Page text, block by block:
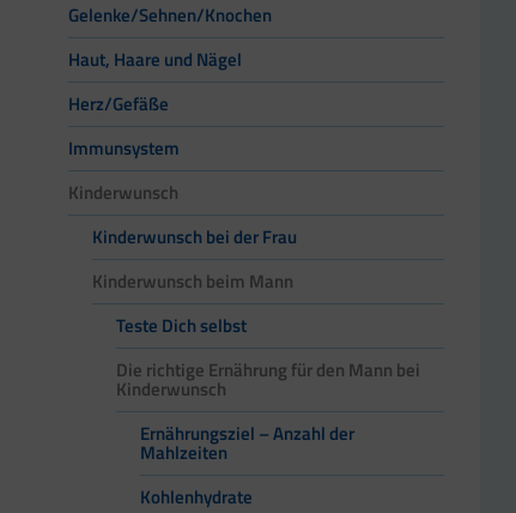
Gelenke/Sehnen/Knochen
Haut, Haare und Nägel
Herz/Gefäße
Immunsystem
Kinderwunsch
Kinderwunsch bei der Frau
Kinderwunsch beim Mann
Teste Dich selbst
Die richtige Ernährung für den Mann bei
Kinderwunsch
Ernährungsziel – Anzahl der
Mahlzeiten
Kohlenhydrate